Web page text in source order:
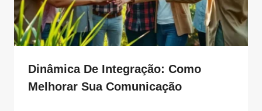
Dinâmica De Integração: Como
Melhorar Sua Comunicação